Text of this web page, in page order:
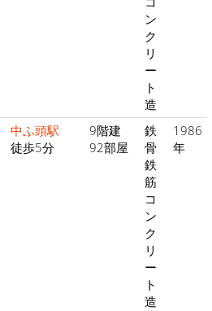
ン
ク
リ
ー
ト
造
中ふ頭駅
徒歩5分
9階建
92部屋
鉄
骨
鉄
筋
コ
ン
ク
リ
ー
ト
造
1986
年